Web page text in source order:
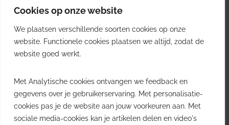
Cookies op onze website
We plaatsen verschillende soorten cookies op onze
website. Functionele cookies plaatsen we altijd, zodat de
website goed werkt.
Met Analytische cookies ontvangen we feedback en
gegevens over je gebruikerservaring. Met personalisatie-
cookies pas je de website aan jouw voorkeuren aan. Met
sociale media-cookies kan je artikelen delen en video's
Nieuws insturen
Uw video op Logistiek.TV
Job plaatsen
Gratis wekelijkse update
inzichten uit de Belgische logistieke sector in uw inbox.
Ontvang je gratis
wekelijkse update